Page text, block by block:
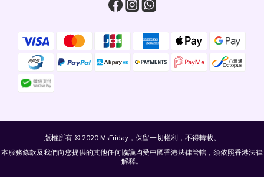
版權所有 © 2020 MsFriday，保留一切權利，不得轉載。
本服務條款及我們向您提供的其他任何協議均受中國香港法律管轄，須依照香港法律
解釋。